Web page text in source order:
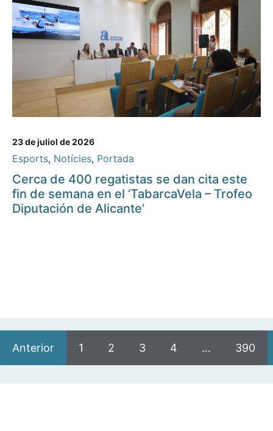
23 de juliol de 2026
Esports, Notícies, Portada
Cerca de 400 regatistas se dan cita este
fin de semana en el ‘TabarcaVela – Trofeo
Diputación de Alicante’
Anterior 1 2 3 4 … 390